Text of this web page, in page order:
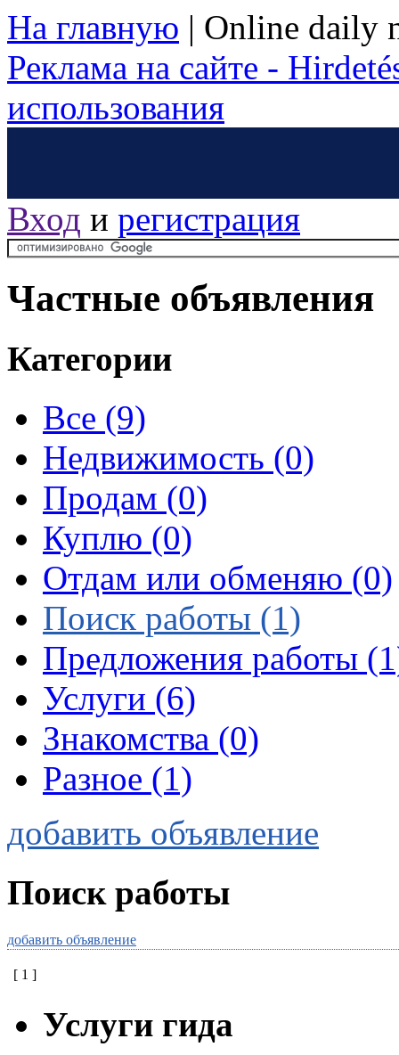
На главную | Online daily
Реклама на сайте -
использования
Вход и регистрация
Частные объявления
Категории
Все (9)
Недвижимость (0)
Продам (0)
Куплю (0)
Отдам или обменяю (0)
Поиск работы (1)
Предложения работы
Услуги (6)
Знакомства (0)
Разное (1)
добавить объявление
Поиск работы
добавить объявление
[ 1 ]
Услуги гида